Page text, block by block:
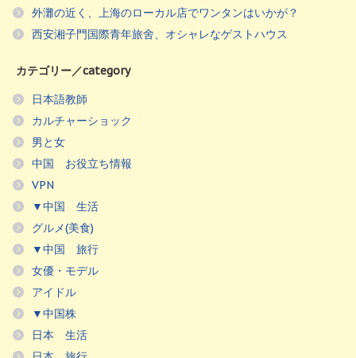
外灘の近く、上海のローカル店でワンタンはいかが？
西安湘子門国際青年旅舍、オシャレなゲストハウス
カテゴリー／category
日本語教師
カルチャーショック
男と女
中国 お役立ち情報
VPN
▼中国 生活
グルメ(美食)
▼中国 旅行
女優・モデル
アイドル
▼中国株
日本 生活